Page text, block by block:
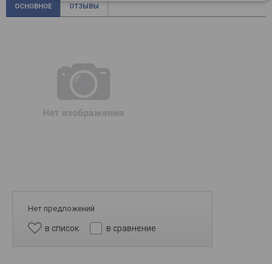
ОСНОВНОЕ ОТЗЫВЫ
Нет предложений
в список в сравнение